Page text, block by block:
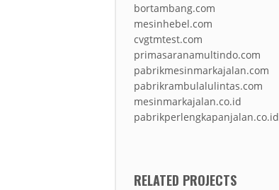
bortambang.com
mesinhebel.com
cvgtmtest.com
primasaranamultindo.com
pabrikmesinmarkajalan.com
pabrikrambulalulintas.com
mesinmarkajalan.co.id
pabrikperlengkapanjalan.co.id
RELATED PROJECTS